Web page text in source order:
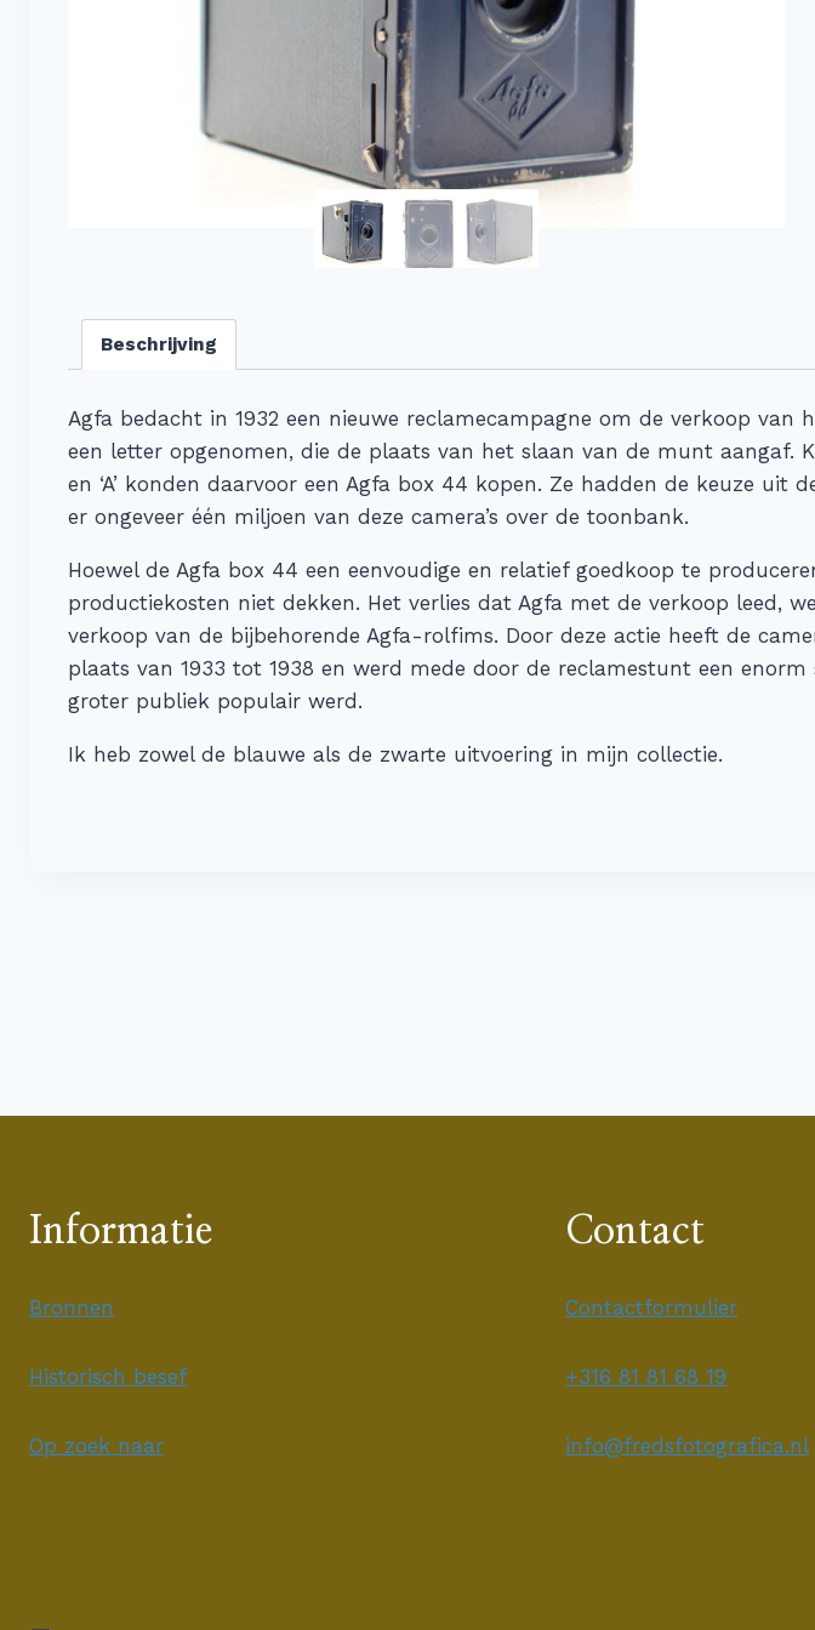
Beschrijving
Agfa bedacht in 1932 een nieuwe reclamecampagne om de verkoop
een letter opgenomen, die de plaats van het slaan van de munt aangaf.
en ‘A’ konden daarvoor een Agfa box 44 kopen. Ze hadden de keuze
er ongeveer één miljoen van deze camera’s over de toonbank.
Hoewel de Agfa box 44 een eenvoudige en relatief goedkoop te
productiekosten niet dekken. Het verlies dat Agfa met de verkoop leed,
verkoop van de bijbehorende Agfa-rolfims. Door deze actie heeft de
plaats van 1933 tot 1938 en werd mede door de reclamestunt een
groter publiek populair werd.
Ik heb zowel de blauwe als de zwarte uitvoering in mijn collectie.
Informatie
Bronnen
Historisch besef
Op zoek naar
Contact
Contactformulier
+316 81 81 68 19
info@fredsfotografica.nl